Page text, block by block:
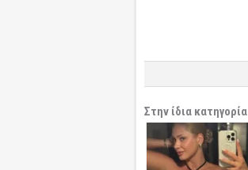
Στην ίδια κατηγορία